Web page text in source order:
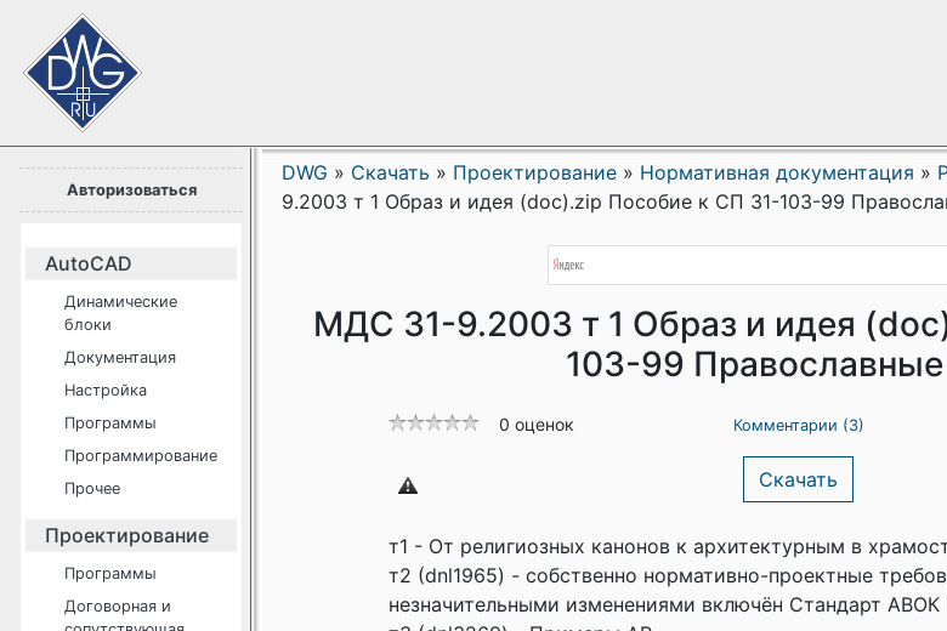
Авторизоваться
AutoCAD
Динамические
блоки
Документация
Настройка
Программы
Программирование
Прочее
Проектирование
Программы
Договорная и
DWG » Скачать » Проектирование » Нормативная документация »
9.2003 т 1 Образ и идея (doc).zip Пособие к СП 31-103-99
МДС 31-9.2003 т 1 Образ и идея
103-99
0 оценок Комментарии (3)
Скачать
т1 - От религиозных канонов к архитектурным в
т2 (dnl1965) - собственно нормативно-проектные
незначительными изменениями включён Стандарт